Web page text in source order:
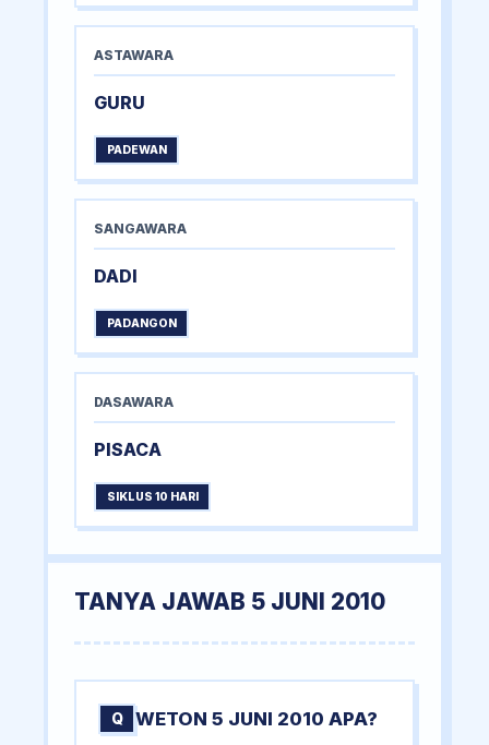
ASTAWARA
GURU
PADEWAN
SANGAWARA
DADI
PADANGON
DASAWARA
PISACA
SIKLUS 10 HARI
TANYA JAWAB 5 JUNI 2010
Q WETON 5 JUNI 2010 APA?